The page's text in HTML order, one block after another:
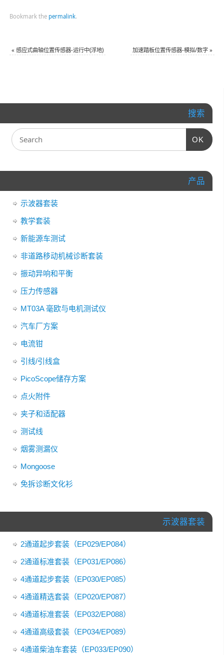
Bookmark the permalink.
« 感应式曲轴位置传感器-运行中(浮地) 加速踏板位置传感器-模拟/数字»
搜索
OK
产品
示波器套装
教学套装
新能源车测试
非道路移动机械诊断套装
振动异响和平衡
压力传感器
MT03A 毫欧与电机测试仪
汽车厂方案
电流钳
引线/引线盒
PicoScope储存方案
点火附件
夹子和适配器
测试线
烟雾测漏仪
Mongoose
免拆诊断文化衫
示波器套装
2通道起步套装（EP029/EP084）
2通道标准套装（EP031/EP086）
4通道起步套装（EP030/EP085）
4通道精选套装（EP020/EP087）
4通道标准套装（EP032/EP088）
4通道高级套装（EP034/EP089）
4通道柴油车套装（EP033/EP090）